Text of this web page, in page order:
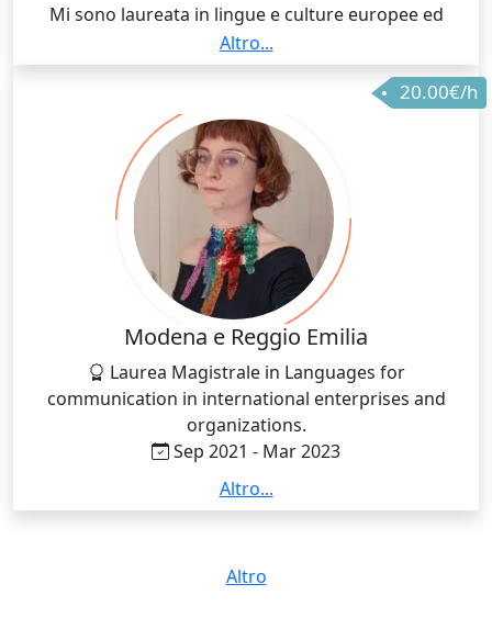
Mi sono laureata in lingue e culture europee ed
extraeuropee nel primo anno di corso. Durante il mio
percorso di formazione ho frequentato corsi di
didattica delle lingue inglese e tedesco oltre che a
corsi sulle metodologie e le tecnologie didattiche,
corsi che mi hanno permesso di apprendere
competenze fondamentali nel mio lavoro da
insegnante.
Altro...
20.00€/h
Modena e Reggio Emilia
Laurea Magistrale in Languages for
communication in international enterprises and
organizations.
Sep 2021 - Mar 2023
Ho frequentato un corso di laurea internazionale,
interamente svolto in lingua inglese. Nel corso dei
Altro...
Altro